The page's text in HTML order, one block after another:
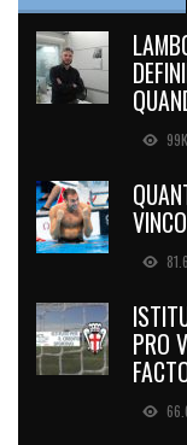
99K
PRO